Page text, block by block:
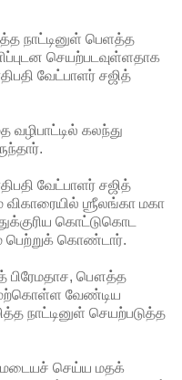
நாட்டினுள் பெளத்த
செயற்படவுள்ளதாக
வேட்பாளர் சஜித்
கலந்து
வேட்பாளர் சஜித்
விகாரையில் ஶ்ரீலங்கா மகா
கொட்டுகொட
பெற்றுக் கொண்டார்.
பிரேமதாச, பௌத்த
வேண்டிய
நாட்டினுள் செயற்படுத்த
செய்ய மதக்